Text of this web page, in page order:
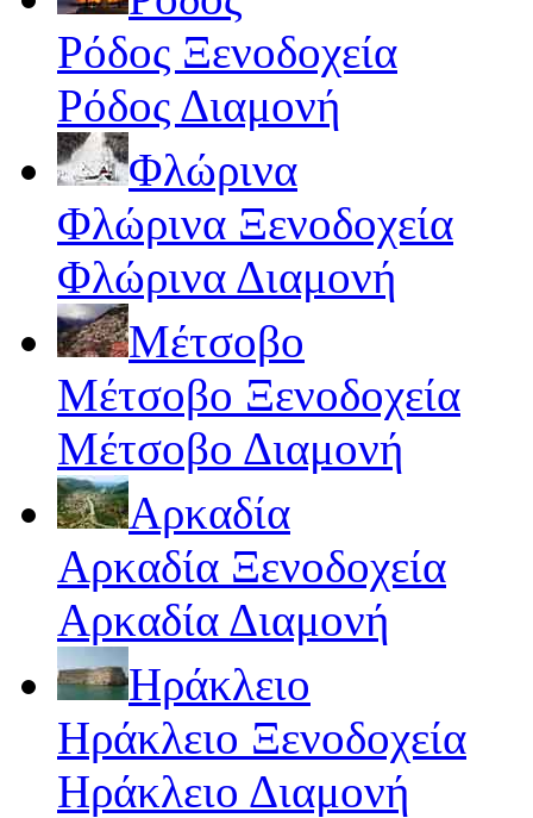
Ρόδος Ξενοδοχεία
Ρόδος Διαμονή
Φλώρινα
Φλώρινα Ξενοδοχεία
Φλώρινα Διαμονή
Μέτσοβο
Μέτσοβο Ξενοδοχεία
Μέτσοβο Διαμονή
Αρκαδία
Αρκαδία Ξενοδοχεία
Αρκαδία Διαμονή
Ηράκλειο
Ηράκλειο Ξενοδοχεία
Ηράκλειο Διαμονή